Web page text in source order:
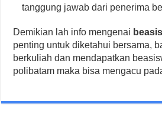
tanggung jawab dari penerima
Demikian lah info mengenai
penting untuk diketahui bersama,
berkuliah dan mendapatkan
polibatam maka bisa mengacu